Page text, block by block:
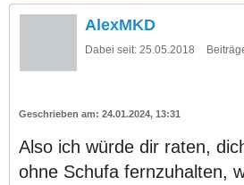
AlexMKD
Dabei seit: 25.05.2018
24.01.2024, 13:31
Also ich würde dir raten,
ohne Schufa fernzuhalten,